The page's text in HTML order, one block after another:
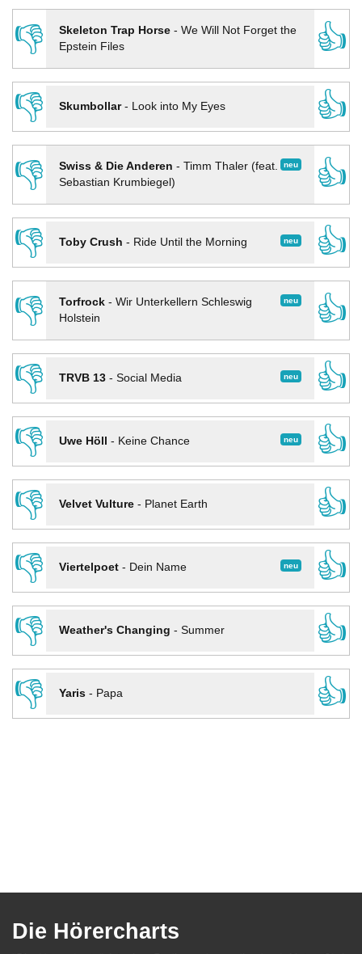
👎
Skeleton Trap Horse- We Will Not Forget the
Epstein Files
👍
👎
Skumbollar- Look into My Eyes
👍
👎
neu
Swiss & Die Anderen - Timm Thaler (feat.
Sebastian Krumbiegel)
👍
👎
neu
Toby Crush - Ride Until the Morning
👍
👎
neu
Torfrock- Wir Unterkellern Schleswig
Holstein
👍
👎
neu
TRVB 13- Social Media
👍
👎
neu
Uwe Höll - Keine Chance
👍
👎
Velvet Vulture- Planet Earth
👍
👎
neu
Viertelpoet- Dein Name
👍
👎
Weather's Changing - Summer
👍
👎
Yaris- Papa 👍
Die Hörercharts